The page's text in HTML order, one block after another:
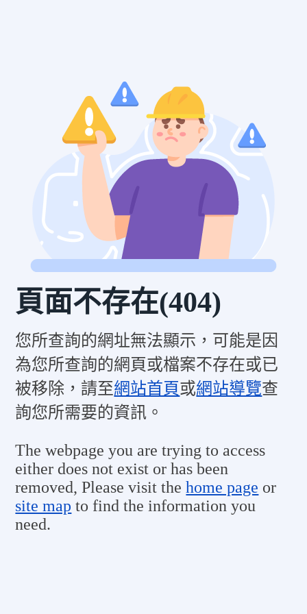
頁面不存在(404)
您所查詢的網址無法顯示，可能是因
為您所查詢的網頁或檔案不存在或已
被移除，請至網站首頁或網站導覽查
詢您所需要的資訊。
The webpage you are trying to access
either does not exist or has been
removed, Please visit thehome page or
site map to find the information you
need.